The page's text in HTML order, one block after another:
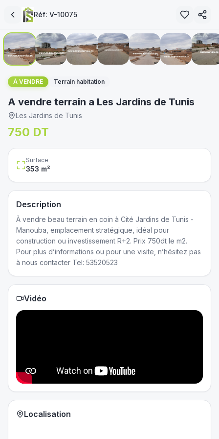
Réf:V-10075 1/7
immoservice.tn
À VENDRE Terrain habitation
A vendre terrain a Les Jardins de Tunis
Les Jardins de Tunis
750 DT
Surface
353 m²
Description
À vendre beau terrain en coin à Cité Jardins de Tunis -
Manouba, emplacement stratégique, idéal pour
construction ou investissement R+2. Prix 750dt le m2.
Pour plus d’informations ou pour une visite, n’hésitez pas
à nous contacter Tel: 53520523
Vidéo
Localisation